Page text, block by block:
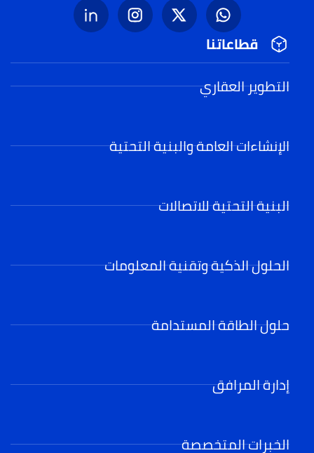
قطاعاتنا
التطوير العقاري
الإنشاءات العامة والبنية التحتية
البنية التحتية للاتصالات
الحلول الذكية وتقنية المعلومات
حلول الطاقة المستدامة
إدارة المرافق
الخبرات المتخصصة